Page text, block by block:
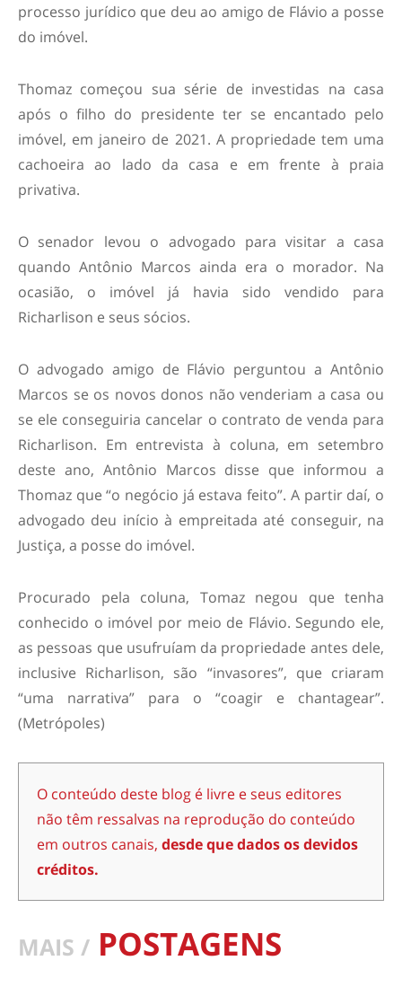
processo jurídico que deu ao amigo de Flávio a posse
do imóvel.
Thomaz começou sua série de investidas na casa
após o filho do presidente ter se encantado pelo
imóvel, em janeiro de 2021. A propriedade tem uma
cachoeira ao lado da casa e em frente à praia
privativa.
O senador levou o advogado para visitar a casa
quando Antônio Marcos ainda era o morador. Na
ocasião, o imóvel já havia sido vendido para
Richarlison e seus sócios.
O advogado amigo de Flávio perguntou a Antônio
Marcos se os novos donos não venderiam a casa ou
se ele conseguiria cancelar o contrato de venda para
Richarlison. Em entrevista à coluna, em setembro
deste ano, Antônio Marcos disse que informou a
Thomaz que “o negócio já estava feito”. A partir daí, o
advogado deu início à empreitada até conseguir, na
Justiça, a posse do imóvel.
Procurado pela coluna, Tomaz negou que tenha
conhecido o imóvel por meio de Flávio. Segundo ele,
as pessoas que usufruíam da propriedade antes dele,
inclusive Richarlison, são “invasores”, que criaram
“uma narrativa” para o “coagir e chantagear”.
(Metrópoles)
O conteúdo deste blog é livre e seus editores
não têm ressalvas na reprodução do conteúdo
em outros canais, desde que dados os devidos
créditos.
MAIS / POSTAGENS